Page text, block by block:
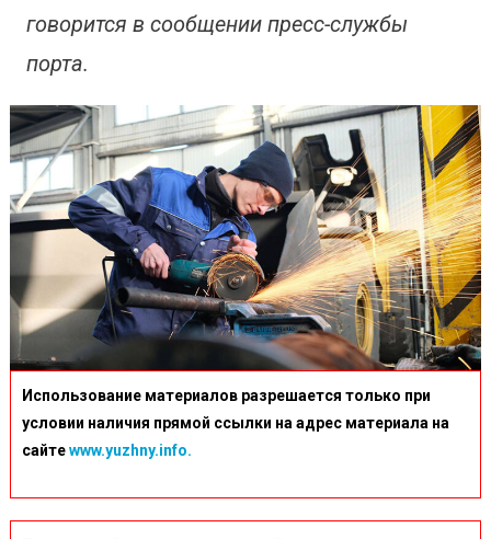
говорится в сообщении пресс-службы
порта.
Использование материалов разрешается только при
условии наличия прямой ссылки на адрес материала на
сайтеwww.yuzhny.info.